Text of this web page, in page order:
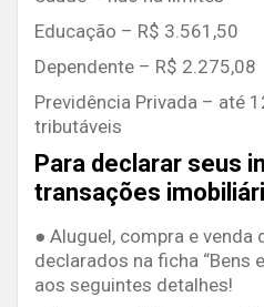
Educação – R$ 3.561,50
Dependente – R$ 2.275,08
Previdência Privada – até
tributáveis
Para declarar seus
transações
● Aluguel, compra e venda
declarados na ficha “Bens
aos seguintes detalhes!